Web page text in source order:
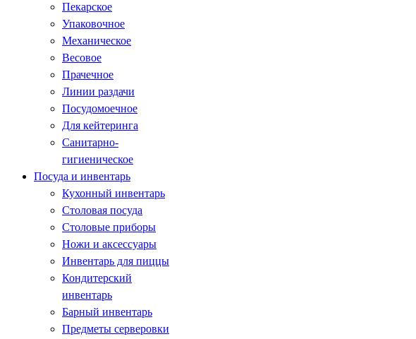
Пекарское
Упаковочное
Механическое
Весовое
Прачечное
Линии раздачи
Посудомоечное
Для кейтеринга
Санитарно-
гигиеническое
Посуда и инвентарь
Кухонный инвентарь
Столовая посуда
Столовые приборы
Ножи и аксессуары
Инвентарь для пиццы
Кондитерский
инвентарь
Барный инвентарь
Предметы серверовки